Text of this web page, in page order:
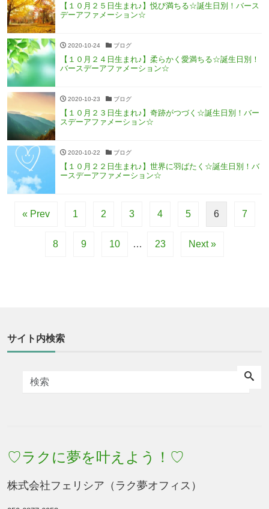
【１０月２５日生まれ♪】悦び満ちる☆誕生日別！バース
デーアファメーション☆
2020-10-24 ブログ
【１０月２４日生まれ♪】柔らかく愛満ちる☆誕生日別！
バースデーアファメーション☆
2020-10-23 ブログ
【１０月２３日生まれ♪】奇跡がつづく☆誕生日別！バー
スデーアファメーション☆
2020-10-22 ブログ
【１０月２２日生まれ♪】世界に羽ばたく☆誕生日別！バ
ースデーアファメーション☆
« Prev 1 2 3 4 5 6 7
8 9 10 … 23 Next »
サイト内検索
♡ラクに夢を叶えよう！♡
株式会社フェリシア（ラク夢オフィス）